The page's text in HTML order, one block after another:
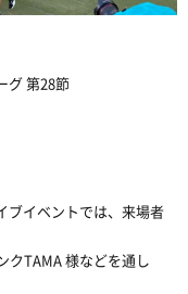
グ第28節
ブイベントでは、来場者
クTAMA様などを通し